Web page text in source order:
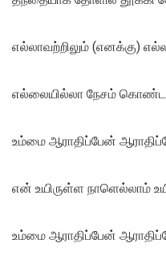
எல்லாவற்றிலும் (எனக்கு)
எல்லையில்லா நேசம் கொண்ட
உம்மை ஆராதிப்பேன்
என் உயிருள்ள நாளெல்லாம்
உம்மை ஆராதிப்பேன்